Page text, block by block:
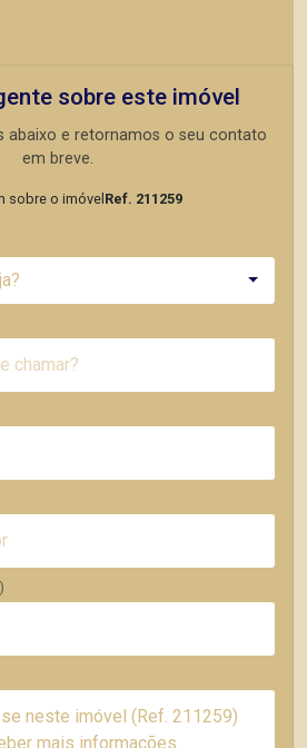
sobre este imóvel
abaixo e retornamos o seu contato
em breve.
sobre o imóvel Ref. 211259